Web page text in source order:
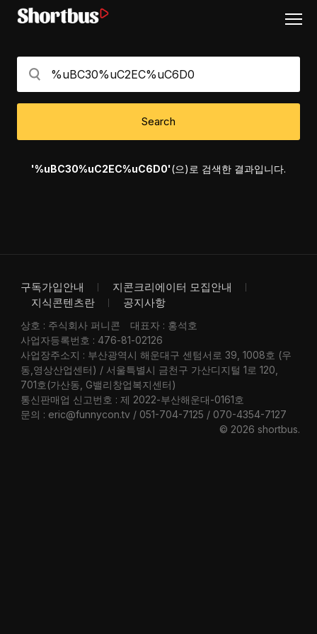
Search
'%uBC30%uC2EC%uC6D0'(으)로 검색한 결과입니다.
구독가입안내
지콘크리에이터 모집안내
지식콘텐츠란
공지사항
상호 : 주식회사 퍼니콘
대표자 : 홍석호
사업자등록번호 : 476-81-02126
사업장주소지 : 부산광역시 해운대구 센텀서로 39, 1008호 (우
동,영상산업센터) / 서울특별시 금천구 가산디지털 1로 120,
701호(가산동, G밸리창업복지센터)
통신판매업 신고번호 : 제 2022-부산해운대-0161호
문의 : eric@funnycon.tv / 051-704-7125 / 070-4354-7127
© 2026 shortbus.